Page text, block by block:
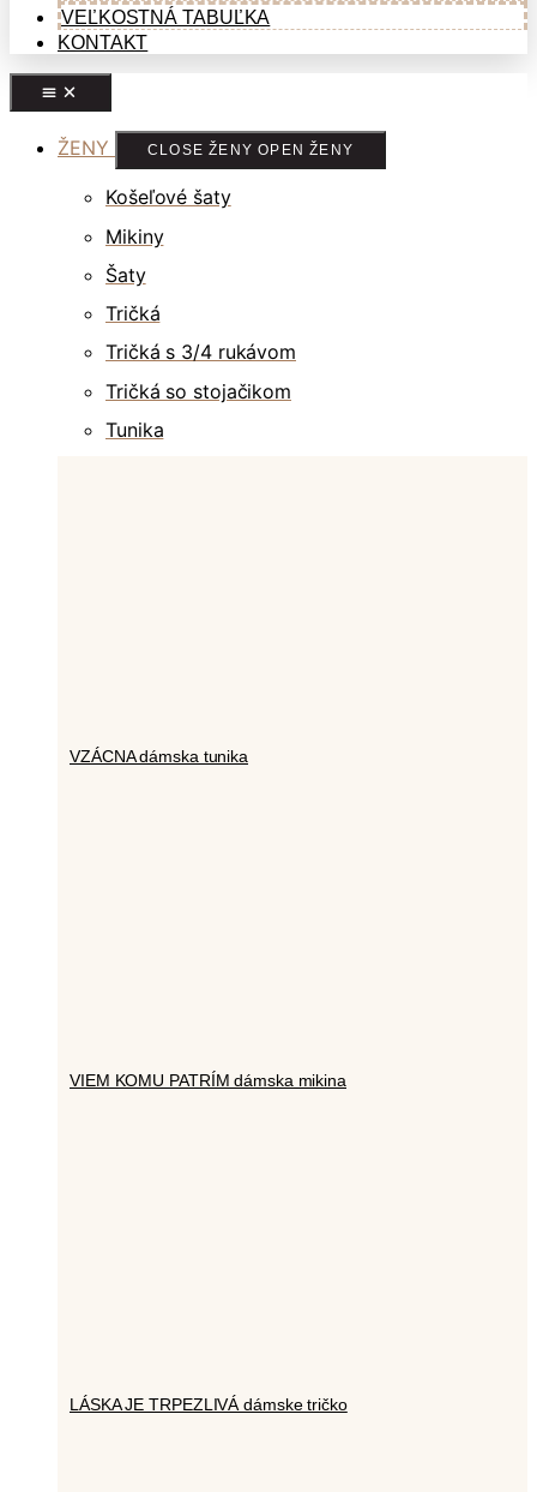
VEĽKOSTNÁ TABUĽKA
KONTAKT
ŽENY CLOSE ŽENY OPEN ŽENY
Košeľové šaty
Mikiny
Šaty
Tričká
Tričká s 3/4 rukávom
Tričká so stojačikom
Tunika
VZÁCNA dámska tunika
VIEM KOMU PATRÍM dámska mikina
LÁSKA JE TRPEZLIVÁ dámske tričko